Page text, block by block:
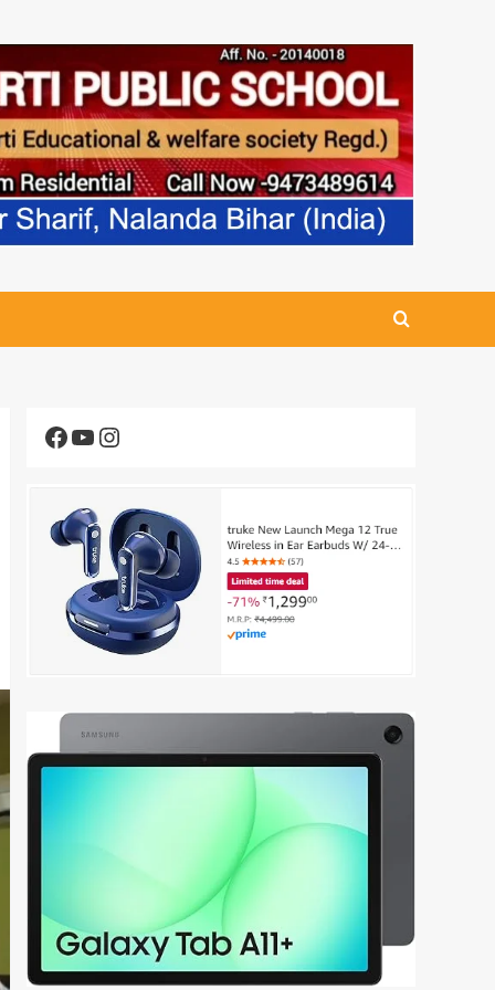
Facebook
YouTube
Instagram